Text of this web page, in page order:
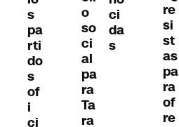
s
pa
rti
do
s
of
i
ci
o
so
ci
al
pa
ra
Ta
ra
ci
da
s
re
si
st
as
pa
ra
of
re